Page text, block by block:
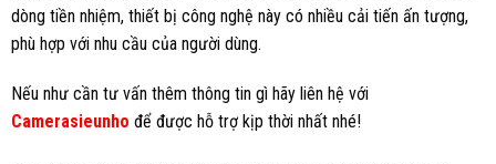
dòng tiền nhiệm, thiết bị công nghệ này có nhiều cải tiến ấn tượng,
phù hợp với nhu cầu của người dùng.
Nếu như cần tư vấn thêm thông tin gì hãy liên hệ với
Camerasieunho để được hỗ trợ kịp thời nhất nhé!